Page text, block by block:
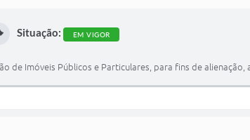
Situação: EM VIGOR
de Imóveis Públicos e Particulares, para fins de alienação,